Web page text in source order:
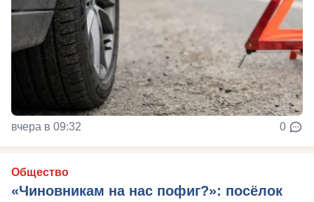
вчера в 09:32 0
Общество
«Чиновникам на нас пофиг?»: посёлок